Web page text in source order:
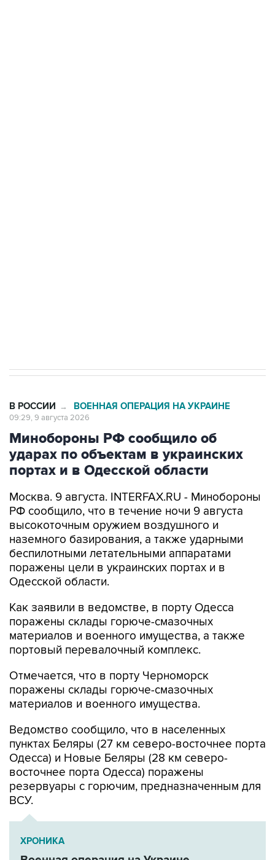
В РОССИИ → ВОЕННАЯ ОПЕРАЦИЯ НА УКРАИНЕ
09:29, 9 августа 2026
Минобороны РФ сообщило об
ударах по объектам в украинских
портах и в Одесской области
Москва. 9 августа. INTERFAX.RU - Минобороны
РФ сообщило, что в течение ночи 9 августа
высокоточным оружием воздушного и
наземного базирования, а также ударными
беспилотными летательными аппаратами
поражены цели в украинских портах и в
Одесской области.
Как заявили в ведомстве, в порту Одесса
поражены склады горюче-смазочных
материалов и военного имущества, а также
портовый перевалочный комплекс.
Отмечается, что в порту Черноморск
поражены склады горюче-смазочных
материалов и военного имущества.
Ведомство сообщило, что в населенных
пунктах Беляры (27 км северо-восточнее порта
Одесса) и Новые Беляры (28 км северо-
восточнее порта Одесса) поражены
резервуары с горючим, предназначенным для
ВСУ.
ХРОНИКА